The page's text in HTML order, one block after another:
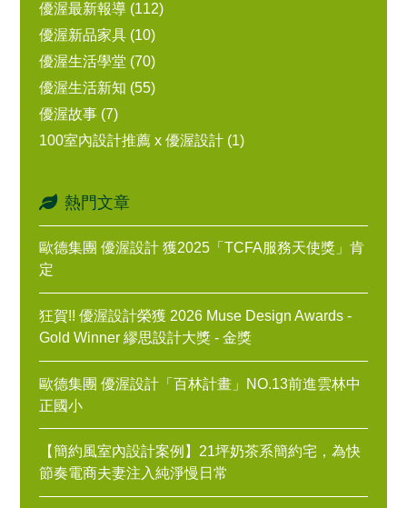
優渥最新報導 (112)
優渥新品家具 (10)
優渥生活學堂 (70)
優渥生活新知 (55)
優渥故事 (7)
100室內設計推薦 x 優渥設計 (1)
熱門文章
歐德集團 優渥設計 獲2025「TCFA服務天使獎」肯
定
狂賀!! 優渥設計榮獲 2026 Muse Design Awards -
Gold Winner 繆思設計大獎 - 金獎
歐德集團 優渥設計「百林計畫」NO.13前進雲林中
正國小
【簡約風室內設計案例】21坪奶茶系簡約宅，為快
節奏電商夫妻注入純淨慢日常